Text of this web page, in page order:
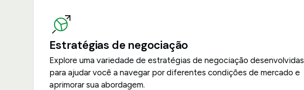
Estratégias de negociação
Explore uma variedade de estratégias de negociação desenvolvidas
para ajudar você a navegar por diferentes condições de mercado e
aprimorar sua abordagem.